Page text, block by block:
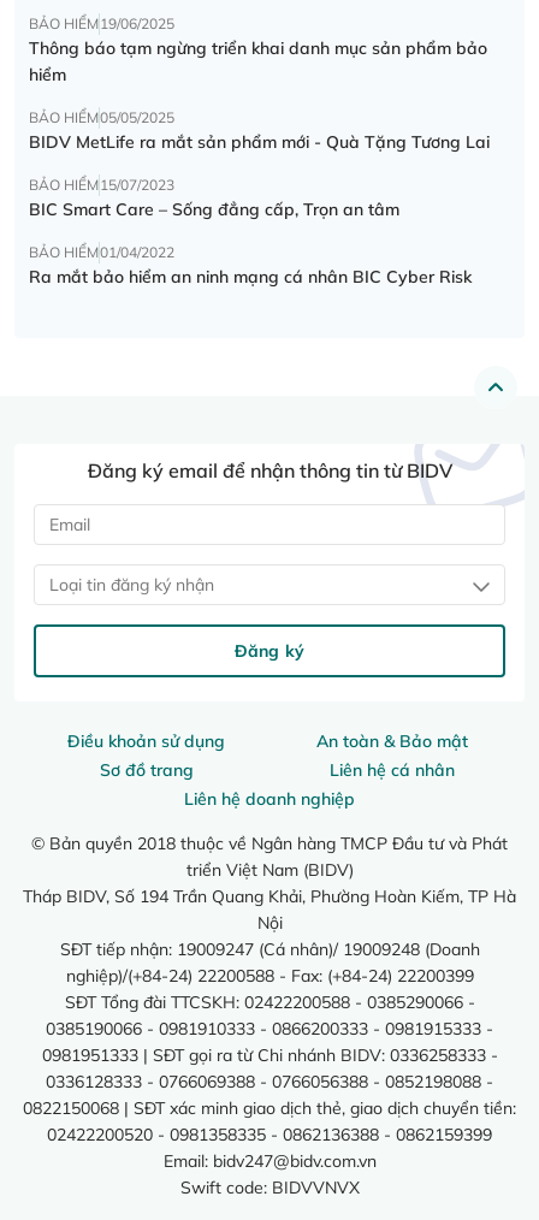
BẢO HIỂM19/06/2025
Thông báo tạm ngừng triển khai danh mục sản phẩm bảo
hiểm
BẢO HIỂM05/05/2025
BIDV MetLife ra mắt sản phẩm mới - Quà Tặng Tương Lai
BẢO HIỂM15/07/2023
BIC Smart Care – Sống đẳng cấp, Trọn an tâm
BẢO HIỂM01/04/2022
Ra mắt bảo hiểm an ninh mạng cá nhân BIC Cyber Risk
Điều khoản sử dụng
An toàn & Bảo mật
Sơ đồ trang
Liên hệ cá nhân
Liên hệ doanh nghiệp
© Bản quyền 2018 thuộc về Ngân hàng TMCP Đầu tư và Phát
triển Việt Nam (BIDV)
Tháp BIDV, Số 194 Trần Quang Khải, Phường Hoàn Kiếm, TP Hà
Nội
SĐT tiếp nhận: 19009247 (Cá nhân)/ 19009248 (Doanh
nghiệp)/(+84-24) 22200588 - Fax: (+84-24) 22200399
SĐT Tổng đài TTCSKH: 02422200588 - 0385290066 -
0385190066 - 0981910333 - 0866200333 - 0981915333 -
0981951333 | SĐT gọi ra từ Chi nhánh BIDV: 0336258333 -
0336128333 - 0766069388 - 0766056388 - 0852198088 -
0822150068 | SĐT xác minh giao dịch thẻ, giao dịch chuyển tiền:
02422200520 - 0981358335 - 0862136388 - 0862159399
Email: bidv247@bidv.com.vn
Swift code: BIDVVNVX
Đăng ký email để nhận thông tin từ BIDV
Loại tin đăng ký nhận
Đăng ký